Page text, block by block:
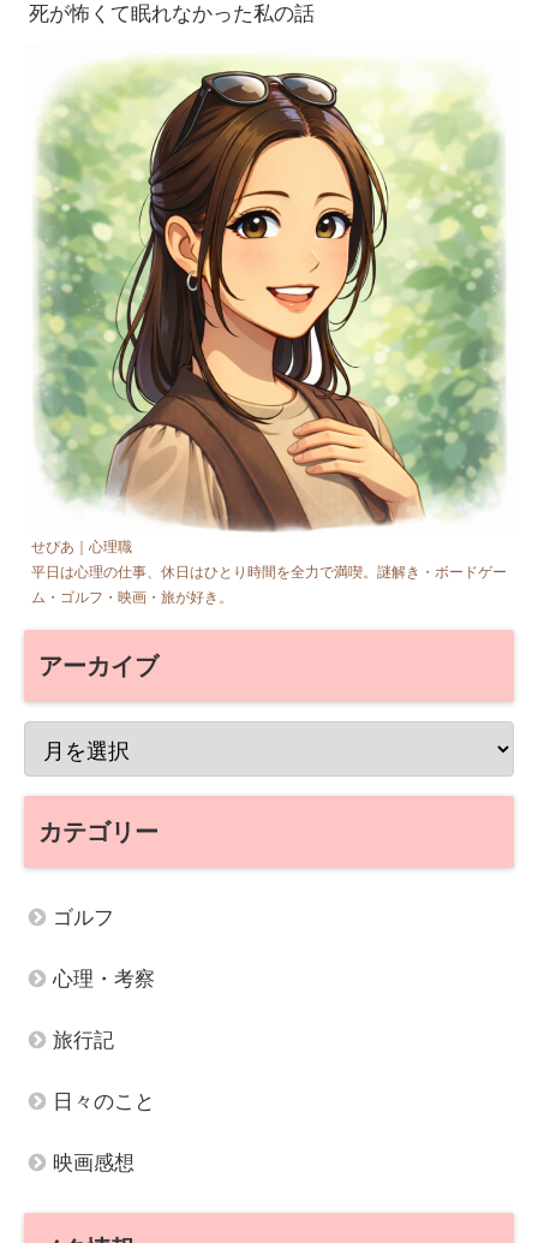
死が怖くて眠れなかった私の話
せぴあ｜心理職
平日は心理の仕事、休日はひとり時間を全力で満喫。謎解き・ボードゲー
ム・ゴルフ・映画・旅が好き。
アーカイブ
カテゴリー
ゴルフ
心理・考察
旅行記
日々のこと
映画感想